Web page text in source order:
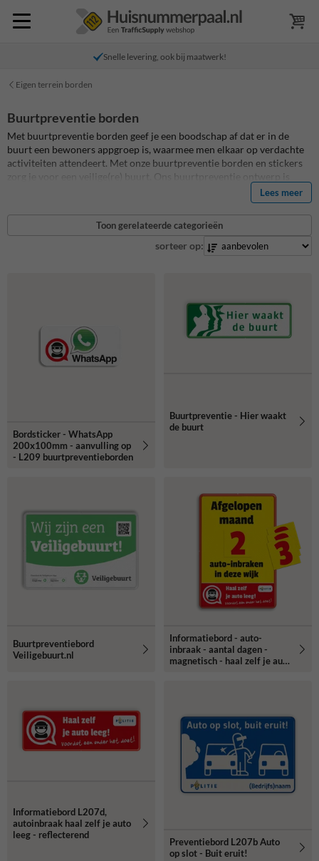
Snelle levering, ook bij maatwerk!
Eigen terrein borden
Buurtpreventie borden
Met buurtpreventie borden geef je een boodschap af dat er in de
buurt een bewoners appgroep is, waarmee men elkaar op verdachte
activiteiten attendeert. Met onze buurtpreventie borden en stickers
zorg je voor een veilige(re) buurt. Ons buurtpreventie ontwerp is
landelijk het meest herkenbare ontwerp. Ook in omliggende landen
passen we dit ontwerp inmiddels toe zodat de herkenbaarheid nog
groter zal worden bij buitenlandse bezoekers. Al onze Buurtpreventie
borden zijn standaard reflecterend en daardoor ook goed zichtbaar
bij donker en slecht weer. Ook zijn onze buurtpreventie borden
Lees meer
Toon gerelateerde categorieën
sorteer op:
Bordsticker - WhatsApp
200x100mm - aanvulling op
- L209 buurtpreventieborden
Buurtpreventie - Hier waakt
de buurt
Buurtpreventiebord
Veiligebuurt.nl
Informatiebord - auto-
inbraak - aantal dagen -
magnetisch - haal zelf je auto
Informatiebord L207d,
autoinbraak haal zelf je auto
leeg - reflecterend
Preventiebord L207b Auto
op slot - Buit eruit!